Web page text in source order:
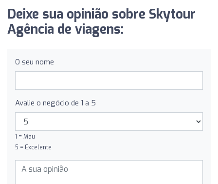
Deixe sua opinião sobre Skytour
Agência de viagens:
O seu nome
Avalie o negócio de 1 a 5
1 = Mau
5 = Excelente